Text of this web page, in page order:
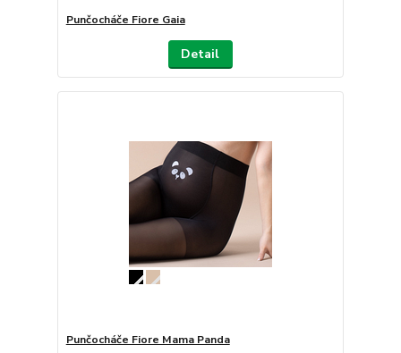
Punčocháče Fiore Gaia
Detail
Punčocháče Fiore Mama Panda